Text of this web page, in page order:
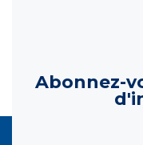
Abonnez-